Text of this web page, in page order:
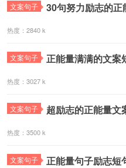
文案句子 30句努力励志的
热度：2840 k
文案句子 正能量满满的文案
热度：3027 k
文案句子 超励志的正能量文
热度：3500 k
文案句子
正能量句子励志短